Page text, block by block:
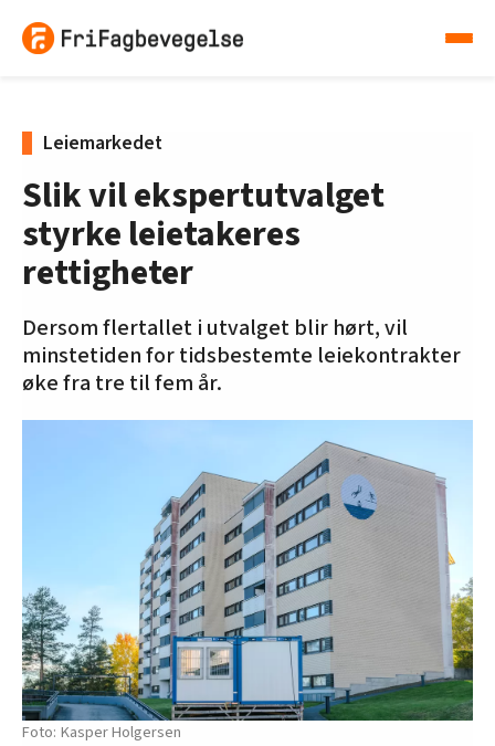
Leiemarkedet
Slik vil ekspertutvalget
styrke leietakeres
rettigheter
Dersom flertallet i utvalget blir hørt, vil
minstetiden for tidsbestemte leiekontrakter
øke fra tre til fem år.
Kasper Holgersen